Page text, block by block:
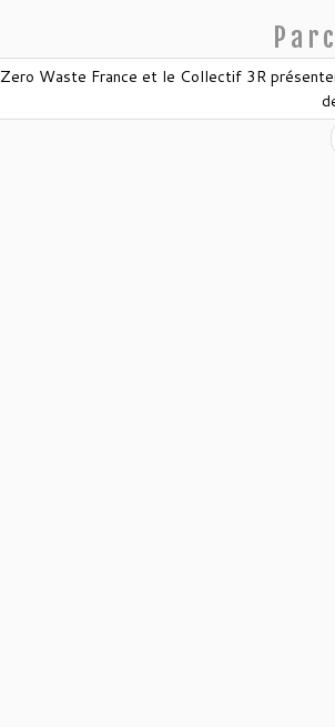
Zero Waste France et le Collectif 3R